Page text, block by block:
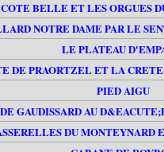
COTE BELLE ET LES ORGUES
NOTRE DAME PAR LE
LE PLATEAU
DE PRAORTZEL ET LA
PIED AIGU
GAUDISSARD AU
DU MONTEYNARD